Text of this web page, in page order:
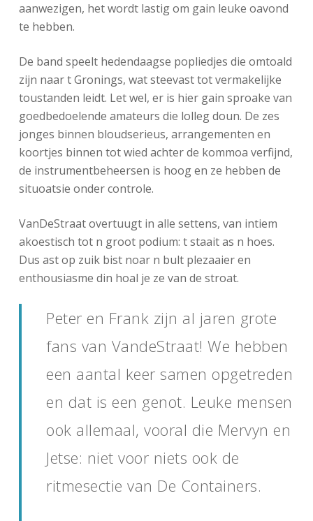
aanwezigen, het wordt lastig om gain leuke oavond
te hebben.
De band speelt hedendaagse popliedjes die omtoald
zijn naar t Gronings, wat steevast tot vermakelijke
toustanden leidt. Let wel, er is hier gain sproake van
goedbedoelende amateurs die lolleg doun. De zes
jonges binnen bloudserieus, arrangementen en
koortjes binnen tot wied achter de kommoa verfijnd,
de instrumentbeheersen is hoog en ze hebben de
situoatsie onder controle.
VanDeStraat overtuugt in alle settens, van intiem
akoestisch tot n groot podium: t staait as n hoes.
Dus ast op zuik bist noar n bult plezaaier en
enthousiasme din hoal je ze van de stroat.
Peter en Frank zijn al jaren grote
fans van VandeStraat! We hebben
een aantal keer samen opgetreden
en dat is een genot. Leuke mensen
ook allemaal, vooral die Mervyn en
Jetse: niet voor niets ook de
ritmesectie van De Containers.